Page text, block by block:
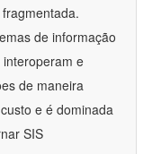
de informação
e
de maneira
e é dominada
SIS